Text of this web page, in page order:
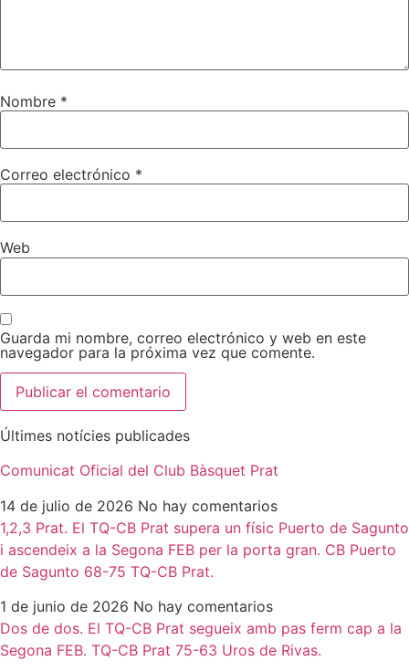
Nombre *
Correo electrónico *
Web
Guarda mi nombre, correo electrónico y web en este
navegador para la próxima vez que comente.
Últimes notícies publicades
Comunicat Oficial del Club Bàsquet Prat
14 de julio de 2026 No hay comentarios
1,2,3 Prat. El TQ-CB Prat supera un físic Puerto de Sagunto
i ascendeix a la Segona FEB per la porta gran. CB Puerto
de Sagunto 68-75 TQ-CB Prat.
1 de junio de 2026 No hay comentarios
Dos de dos. El TQ-CB Prat segueix amb pas ferm cap a la
Segona FEB. TQ-CB Prat 75-63 Uros de Rivas.